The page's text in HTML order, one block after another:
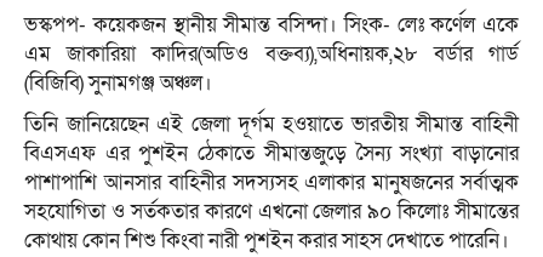
ভস্কপপ- কয়েকজন স্থানীয় সীমান্ত বসিন্দা। সিংক- লেঃ কর্ণেল একে
এম জাকারিয়া কাদির(অডিও বক্তব্য),অধিনায়ক,২৮ বর্ডার গার্ড
(বিজিবি) সুনামগঞ্জ অঞ্চল।
তিনি জানিয়েছেন এই জেলা দূর্গম হওয়াতে ভারতীয় সীমান্ত বাহিনী
বিএসএফ এর পুশইন ঠেকাতে সীমান্তজুড়ে সৈন্য সংখ্যা বাড়ানোর
পাশাপাশি আনসার বাহিনীর সদস্যসহ এলাকার মানুষজনের সর্বাত্মক
সহযোগিতা ও সর্তকতার কারণে এখনো জেলার ৯০ কিলোঃ সীমান্তের
কোথায় কোন শিশু কিংবা নারী পুশইন করার সাহস দেখাতে পারেনি।